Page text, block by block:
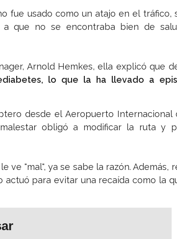
fue usado como un atajo en el tráfico,
a que no se encontraba bien de
Arnold Hemkes, ella explicó que
lo que la ha llevado a
desde el Aeropuerto Internacional
obligó a modificar la ruta y
ve "mal", ya se sabe la razón. Además,
actuó para evitar una recaída como la